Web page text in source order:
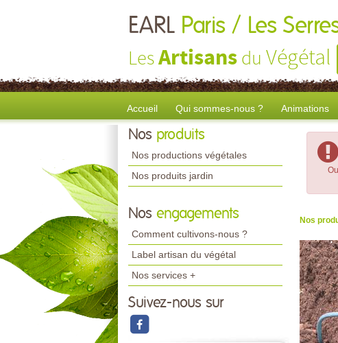
EARL Paris / Les
LesArtisans du Végétal
Accueil Qui sommes-nous ? Animations
Nos produits
Nos productions végétales
Nos produits jardin
Nos engagements
Comment cultivons-nous ?
Label artisan du végétal
Nos services +
Suivez-nous sur
Nos